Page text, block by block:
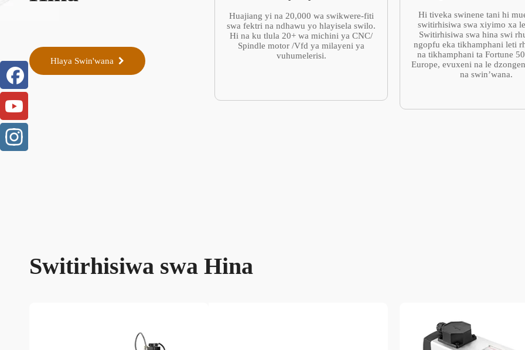
Hlaya Swin'wana
Huajiang yi na 20,000 wa swikwere-fiti
swa fektri na ndhawu yo hlayisela swilo.
Hi na ku tlula 20+ wa michini ya CNC/
Spindle motor /Vfd ya milayeni ya
vuhumelerisi.
Hi tiveka swinene tani hi
switirhisiwa swa xiyimo xa
Switirhisiwa swa hina swi
ngopfu eka tikhamphani leti
na tikhamphani ta Fortune
Europe, evuxeni na le
na swin’wana.
Switirhisiwa swa Hina